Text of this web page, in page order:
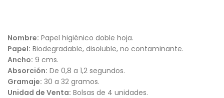
Nombre: Papel higiénico doble hoja.
Papel: Biodegradable, disoluble, no contaminante.
Ancho: 9 cms.
Absorción: De 0,8 a 1,2 segundos.
Gramaje: 30 a 32 gramos.
Unidad de Venta: Bolsas de 4 unidades.